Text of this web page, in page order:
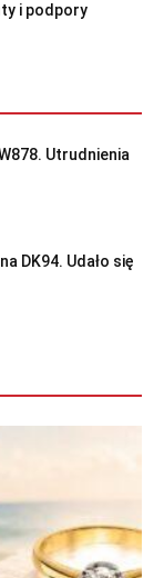
i podpory
Utrudnienia
DK94. Udało się